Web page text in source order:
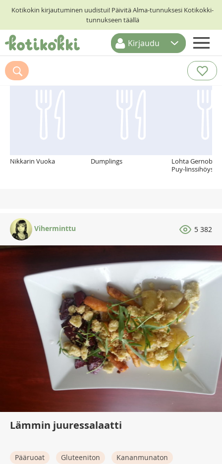
Kotikokin kirjautuminen uudistui! Päivitä Alma-tunnuksesi Kotikokki-
tunnukseen täällä
ETUSIVU
RESEPTIHAKU
Kirjaudu
Suosittelemme myös
Nikkarin Vuoka Dumplings
Lohta
Puy-linssihöystö
Viherminttu 5 382
Lämmin juuressalaatti
Pääruoat Gluteeniton
Kananmunaton